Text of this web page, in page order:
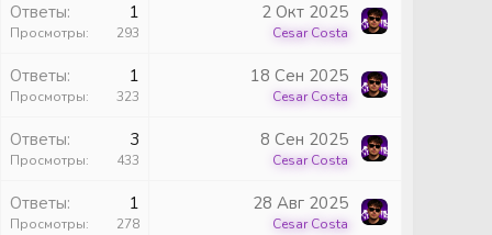
Ответы 1
Просмотры 293
2 Окт 2025
Cesar Costa
Ответы 1
Просмотры 323
18 Сен 2025
Cesar Costa
Ответы 3
Просмотры 433
8 Сен 2025
Cesar Costa
Ответы 1
Просмотры 278
28 Авг 2025
Cesar Costa